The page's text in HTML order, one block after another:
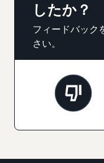
したか？
フィードバック
さい。